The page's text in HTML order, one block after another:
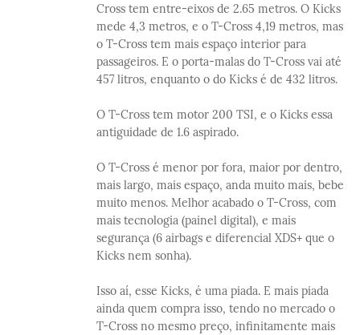
Cross tem entre-eixos de 2.65 metros. O Kicks
mede 4,3 metros, e o T-Cross 4,19 metros, mas
o T-Cross tem mais espaço interior para
passageiros. E o porta-malas do T-Cross vai até
457 litros, enquanto o do Kicks é de 432 litros.
O T-Cross tem motor 200 TSI, e o Kicks essa
antiguidade de 1.6 aspirado.
O T-Cross é menor por fora, maior por dentro,
mais largo, mais espaço, anda muito mais, bebe
muito menos. Melhor acabado o T-Cross, com
mais tecnologia (painel digital), e mais
segurança (6 airbags e diferencial XDS+ que o
Kicks nem sonha).
Isso aí, esse Kicks, é uma piada. E mais piada
ainda quem compra isso, tendo no mercado o
T-Cross no mesmo preço, infinitamente mais